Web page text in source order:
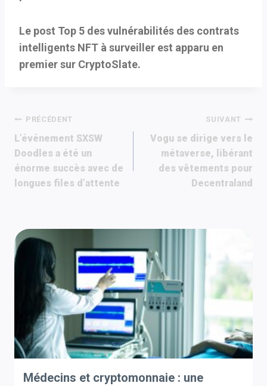
Le post Top 5 des vulnérabilités des contrats
intelligents NFT à surveiller est apparu en
premier sur CryptoSlate.
Navigation
de
l’article
PRÉCÉDENT
L’événement SXSW
Doodles a été un
énorme succès avec de
longues files d’attente
SUIVANT
Vogu se dirige vers le
métaverse, libérant
des vêtements pour
Decentraland
Médecins et cryptomonnaie : une